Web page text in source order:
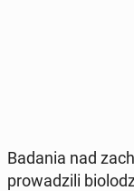
Badania nad
pro­wa­dzi­li